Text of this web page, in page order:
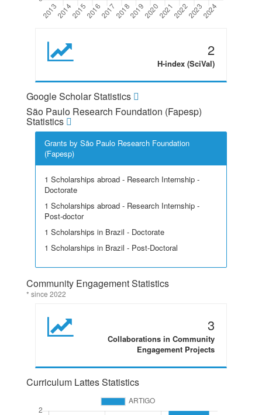
2
H-index (SciVal)
Google Scholar Statistics
São Paulo Research Foundation (Fapesp)
Statistics
Grants by São Paulo Research Foundation
(Fapesp)
1 Scholarships abroad - Research Internship -
Doctorate
1 Scholarships abroad - Research Internship -
Post-doctor
1 Scholarships in Brazil - Doctorate
1 Scholarships in Brazil - Post-Doctoral
Community Engagement Statistics
* since 2022
3
Collaborations in Community
Engagement Projects
Curriculum Lattes Statistics